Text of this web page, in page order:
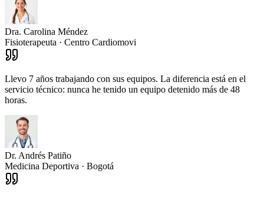
Dra. Carolina Méndez
Fisioterapeuta · Centro Cardiomovi
Llevo 7 años trabajando con sus equipos. La diferencia está en el
servicio técnico: nunca he tenido un equipo detenido más de 48
horas.
Dr. Andrés Patiño
Medicina Deportiva · Bogotá